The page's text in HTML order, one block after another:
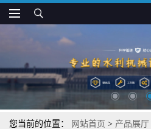
您当前的位置： 网站首页 > 产品展厅